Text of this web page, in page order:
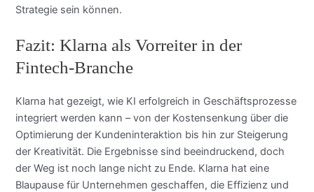
Strategie sein können.
Fazit: Klarna als Vorreiter in der
Fintech-Branche
Klarna hat gezeigt, wie KI erfolgreich in Geschäftsprozesse
integriert werden kann – von der Kostensenkung über die
Optimierung der Kundeninteraktion bis hin zur Steigerung
der Kreativität. Die Ergebnisse sind beeindruckend, doch
der Weg ist noch lange nicht zu Ende. Klarna hat eine
Blaupause für Unternehmen geschaffen, die Effizienz und